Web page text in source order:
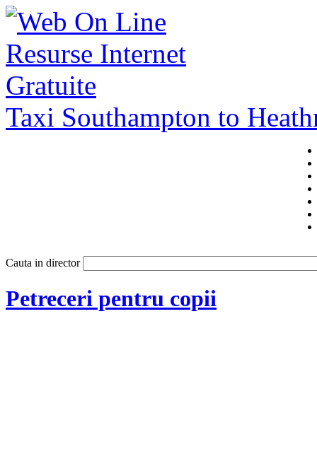
Taxi Southampton to
Cauta in director
Petreceri pentru copii